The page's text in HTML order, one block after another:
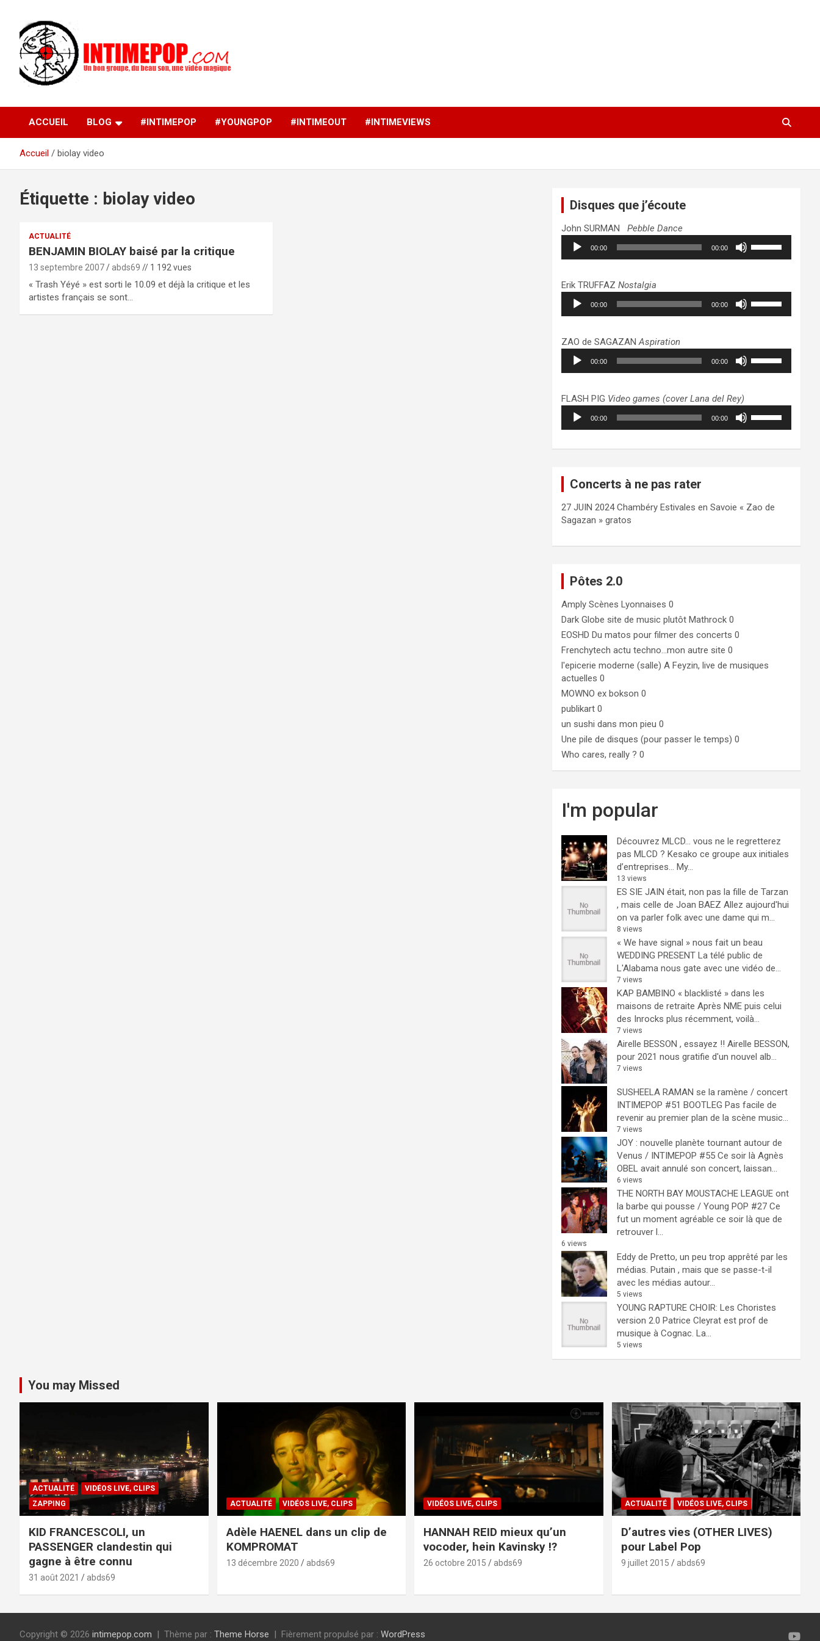
contenu
intimepop.com
musiques actuelles pop rock, post-rock, indé sur Lyon. rock pop
concert lyon
ACCUEIL BLOG #INTIMEPOP #YOUNGPOP #INTIMEOUT #INTIMEVIEWS
Accueil biolay video
Étiquette : biolay video
ACTUALITÉ
BENJAMIN BIOLAY baisé par la critique
13 septembre 2007 abds69 // 1 192 vues
« Trash Yéyé » est sorti le 10.09 et déjà la critique et les
artistes français se sont…
Disques que j’écoute
John SURMANPebble Dance
Lecteur
audio
00:00 00:00
pour
augmenter
ou
volume.
Erik TRUFFAZNostalgia
Lecteur
audio
00:00 00:00
pour
augmenter
ou
volume.
ZAO de SAGAZANAspiration
Lecteur
audio
00:00 00:00
pour
augmenter
ou
FLASH PIG Video games (cover Lana del Rey)
Lecteur
audio
00:00 00:00
haut/bas
le
Concerts à ne pas rater
27 JUIN 2024 Chambéry Estivales en Savoie « Zao de
Sagazan » gratos
Pôtes 2.0
Amply Scènes Lyonnaises 0
Dark Globe site de music plutôt Mathrock 0
EOSHD Du matos pour filmer des concerts 0
Frenchytech actu techno…mon autre site 0
l'epicerie moderne (salle) A Feyzin, live de musiques
actuelles 0
MOWNO ex bokson 0
publikart 0
un sushi dans mon pieu 0
Une pile de disques (pour passer le temps) 0
Who cares, really ? 0
I'm popular
Découvrez MLCD… vous ne le regretterez
pas MLCD ? Kesako ce groupe aux initiales
d’entreprises… My...
13 views
ES SIE JAIN était, non pas la fille de Tarzan
, mais celle de Joan BAEZ Allez aujourd'hui
on va parler folk avec une dame qui m...
8 views
« We have signal » nous fait un beau
WEDDING PRESENT La télé public de
L'Alabama nous gate avec une vidéo de...
7 views
KAP BAMBINO « blacklisté » dans les
maisons de retraite Après NME puis celui
des Inrocks plus récemment, voilà...
7 views
Airelle BESSON , essayez !! Airelle BESSON,
pour 2021 nous gratifie d'un nouvel alb...
7 views
SUSHEELA RAMAN se la ramène / concert
INTIMEPOP #51 BOOTLEG Pas facile de
revenir au premier plan de la scène music...
7 views
JOY : nouvelle planète tournant autour de
Venus / INTIMEPOP #55 Ce soir là Agnès
OBEL avait annulé son concert, laissan...
6 views
THE NORTH BAY MOUSTACHE LEAGUE ont
la barbe qui pousse / Young POP #27 Ce
fut un moment agréable ce soir là que de
retrouver l...
6 views
Eddy de Pretto, un peu trop apprêté par les
médias. Putain , mais que se passe-t-il
avec les médias autour...
5 views
YOUNG RAPTURE CHOIR: Les Choristes
version 2.0 Patrice Cleyrat est prof de
musique à Cognac. La...
5 views
You may Missed
ACTUALITÉ
VIDÉOS LIVE, CLIPS
ZAPPING
KID FRANCESCOLI, un
PASSENGER clandestin qui
gagne à être connu
31 août 2021 abds69
ACTUALITÉ VIDÉOS LIVE, CLIPS
Adèle HAENEL dans un clip de
KOMPROMAT
13 décembre 2020 abds69
VIDÉOS LIVE, CLIPS
HANNAH REID mieux qu’un
vocoder, hein Kavinsky !?
26 octobre 2015 abds69
ACTUALITÉ VIDÉOS LIVE, CLIPS
D’autres vies (OTHER LIVES)
pour Label Pop
9 juillet 2015 abds69
Copyright © 2026 intimepop.com Thème par : Theme Horse Fièrement propulsé par : WordPress